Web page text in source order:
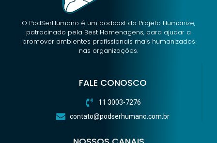
O PodSerHumano é um podcast do Projeto Humanize,
patrocinado pela Best Homenagens, para ajudar a
promover ambientes profissionais mais humanizados
nas organizações.
FALE CONOSCO
11 3003-7276
contato@podserhumano.com.br